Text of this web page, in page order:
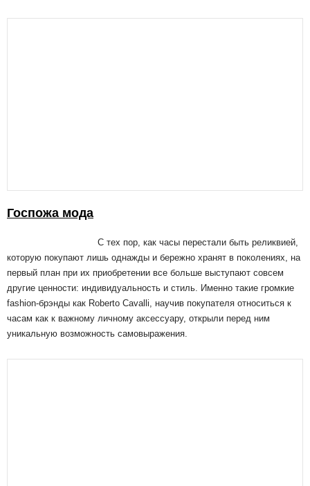
Госпожа мода
С тех пор, как часы перестали быть реликвией,
которую покупают лишь однажды и бережно хранят в поколениях, на
первый план при их приобретении все больше выступают совсем
другие ценности: индивидуальность и стиль. Именно такие громкие
fashion-брэнды как Roberto Cavalli, научив покупателя относиться к
часам как к важному личному аксессуару, открыли перед ним
уникальную возможность самовыражения.